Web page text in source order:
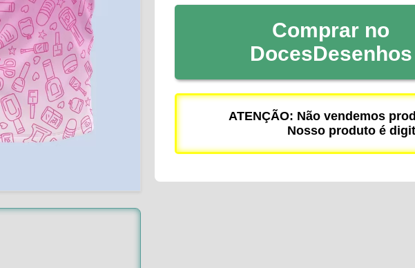
Comprar no
DocesDesenhos
ATENÇÃO: Não vendemos
Nosso produto é